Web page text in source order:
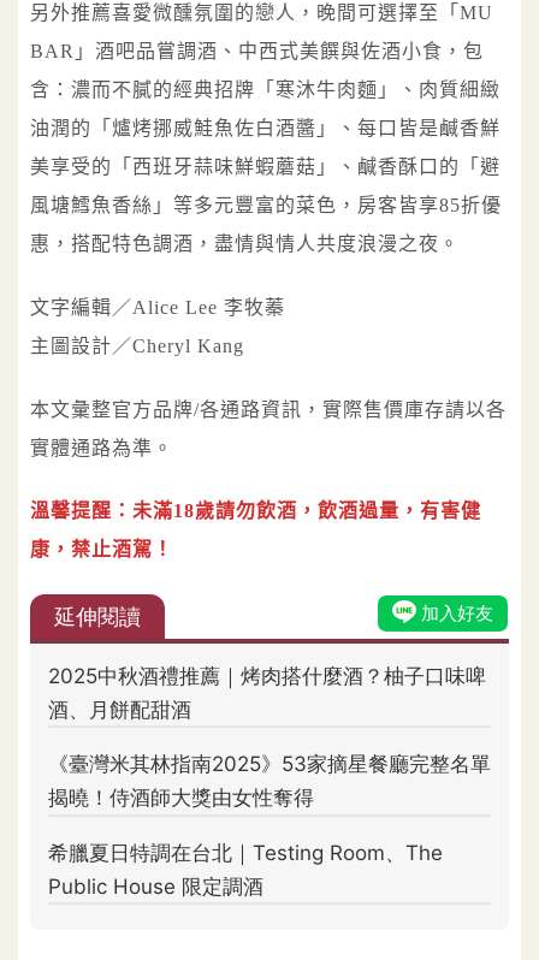
另外推薦喜愛微醺氛圍的戀人，晚間可選擇至「MU
BAR」酒吧品嘗調酒、中西式美饌與佐酒小食，包
含：濃而不膩的經典招牌「寒沐牛肉麵」、肉質細緻
油潤的「爐烤挪威鮭魚佐白酒醬」、每口皆是鹹香鮮
美享受的「西班牙蒜味鮮蝦蘑菇」、鹹香酥口的「避
風塘鱈魚香絲」等多元豐富的菜色，房客皆享85折優
惠，搭配特色調酒，盡情與情人共度浪漫之夜。
文字編輯／Alice Lee 李牧蓁
主圖設計／Cheryl Kang
本文彙整官方品牌/各通路資訊，實際售價庫存請以各
實體通路為準。
溫馨提醒：未滿18歲請勿飲酒，飲酒過量，有害健
康，禁止酒駕！